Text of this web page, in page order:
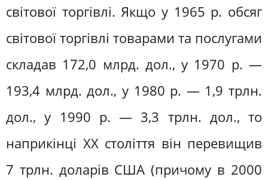
світової торгівлі. Якщо у 1965 р. обсяг
світової торгівлі товарами та послугами
складав 172,0 млрд. дол., у 1970 p. —
193,4 млрд. дол., у 1980 р. — 1,9 трлн.
дол., у 1990 р. — 3,3 трлн. дол., то
наприкінці XX століття він перевищив
7 трлн. доларів США (причому в 2000